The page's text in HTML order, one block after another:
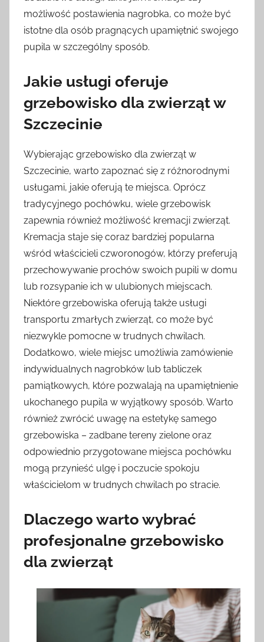
możliwość postawienia nagrobka, co może być
istotne dla osób pragnących upamiętnić swojego
pupila w szczególny sposób.
Jakie usługi oferuje
grzebowisko dla zwierząt w
Szczecinie
Wybierając grzebowisko dla zwierząt w
Szczecinie, warto zapoznać się z różnorodnymi
usługami, jakie oferują te miejsca. Oprócz
tradycyjnego pochówku, wiele grzebowisk
zapewnia również możliwość kremacji zwierząt.
Kremacja staje się coraz bardziej popularna
wśród właścicieli czworonogów, którzy preferują
przechowywanie prochów swoich pupili w domu
lub rozsypanie ich w ulubionych miejscach.
Niektóre grzebowiska oferują także usługi
transportu zmarłych zwierząt, co może być
niezwykle pomocne w trudnych chwilach.
Dodatkowo, wiele miejsc umożliwia zamówienie
indywidualnych nagrobków lub tabliczek
pamiątkowych, które pozwalają na upamiętnienie
ukochanego pupila w wyjątkowy sposób. Warto
również zwrócić uwagę na estetykę samego
grzebowiska – zadbane tereny zielone oraz
odpowiednio przygotowane miejsca pochówku
mogą przynieść ulgę i poczucie spokoju
właścicielom w trudnych chwilach po stracie.
Dlaczego warto wybrać
profesjonalne grzebowisko
dla zwierząt